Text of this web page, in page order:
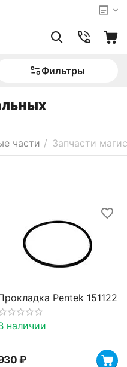
Фильтры
части / Запчасти
Pentek 151122
наличии
₽